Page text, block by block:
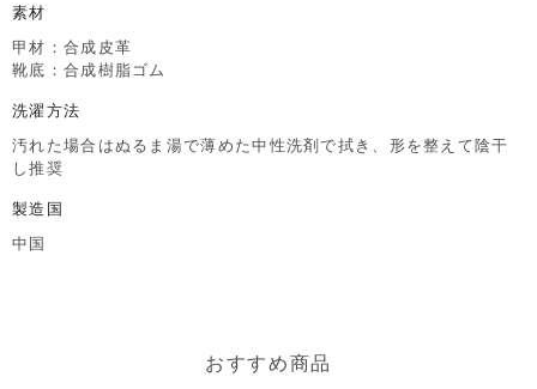
素材
甲材：合成皮革
靴底：合成樹脂ゴム
洗濯方法
汚れた場合はぬるま湯で薄めた中性洗剤で拭き、形を整えて陰干
し推奨
製造国
中国
おすすめ商品